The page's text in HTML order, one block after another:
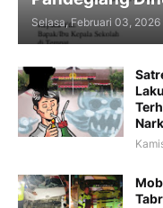
Selasa, Februari 03, 2026